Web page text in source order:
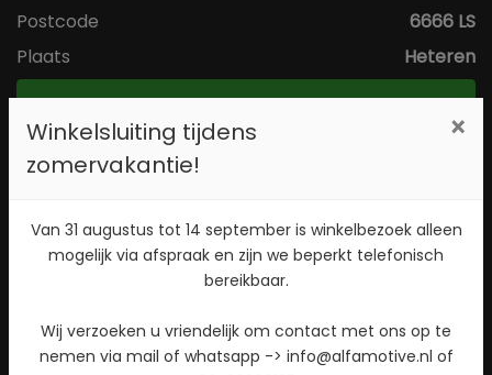
Postcode
6666 LS
Plaats
Heteren
Toon kaart
Stuur een WhatsApp bericht!
Check beschikbaarheid
Winkelsluiting tijdens
zomervakantie!
×
Van 31 augustus tot 14 september is winkelbezoek alleen
mogelijk via afspraak en zijn we beperkt telefonisch
bereikbaar.
Wij verzoeken u vriendelijk om contact met ons op te
nemen via mail of whatsapp -> info@alfamotive.nl of